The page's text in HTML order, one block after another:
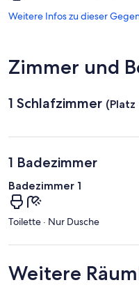
(PEF)
Weitere Infos zu dieser
Zimmer und
1 Schlafzimmer (Platz
1 Badezimmer
Badezimmer 1
Toilette · Nur Dusche
Weitere